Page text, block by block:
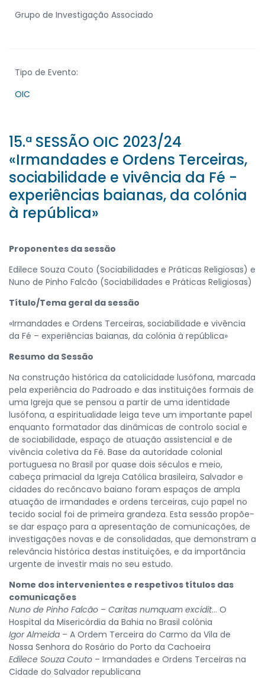
Grupo de Investigação Associado
Tipo de Evento:
OIC
15.ª SESSÃO OIC 2023/24
«Irmandades e Ordens Terceiras,
sociabilidade e vivência da Fé -
experiências baianas, da colónia
à república»
Proponentes da sessão
Edilece Souza Couto (Sociabilidades e Práticas Religiosas) e
Nuno de Pinho Falcão (Sociabilidades e Práticas Religiosas)
Título/Tema geral da sessão
«Irmandades e Ordens Terceiras, sociabilidade e vivência
da Fé – experiências baianas, da colónia à república»
Resumo da Sessão
Na construção histórica da catolicidade lusófona, marcada
pela experiência do Padroado e das instituições formais de
uma Igreja que se pensou a partir de uma identidade
lusófona, a espiritualidade leiga teve um importante papel
enquanto formatador das dinâmicas de controlo social e
de sociabilidade, espaço de atuação assistencial e de
vivência coletiva da Fé. Base da autoridade colonial
portuguesa no Brasil por quase dois séculos e meio,
cabeça primacial da Igreja Católica brasileira, Salvador e
cidades do recôncavo baiano foram espaços de ampla
atuação de irmandades e ordens terceiras, cujo papel no
tecido social foi de primeira grandeza. Esta sessão propõe-
se dar espaço para a apresentação de comunicações, de
investigações novas e de consolidadas, que demonstram a
relevância histórica destas instituições, e da importância
urgente de investir mais no seu estudo.
Nome dos intervenientes e respetivos títulos das
comunicações
Nuno de Pinho Falcão – Caritas numquam excidit… O
Hospital da Misericórdia da Bahia no Brasil colónia
Igor Almeida – A Ordem Terceira do Carmo da Vila de
Nossa Senhora do Rosário do Porto da Cachoeira
Edilece Souza Couto – Irmandades e Ordens Terceiras na
Cidade do Salvador republicana